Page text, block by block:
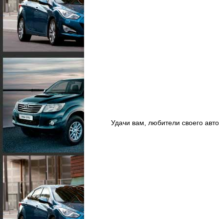
Удачи вам, любители своего